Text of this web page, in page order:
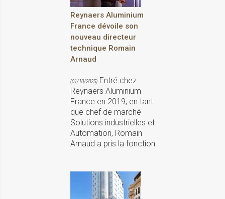
Reynaers Aluminium
France dévoile son
nouveau directeur
technique Romain
Arnaud
(01/10/2025) Entré chez
Reynaers Aluminium
France en 2019, en tant
que chef de marché
Solutions industrielles et
Automation, Romain
Arnaud a pris la fonction